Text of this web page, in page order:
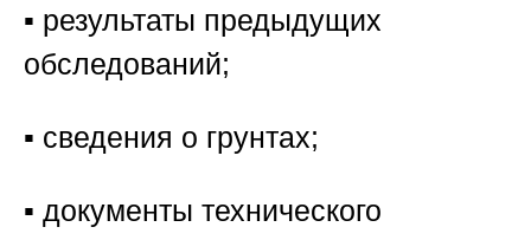
▪️ результаты предыдущих
обследований;
▪️ сведения о грунтах;
▪️ документы технического